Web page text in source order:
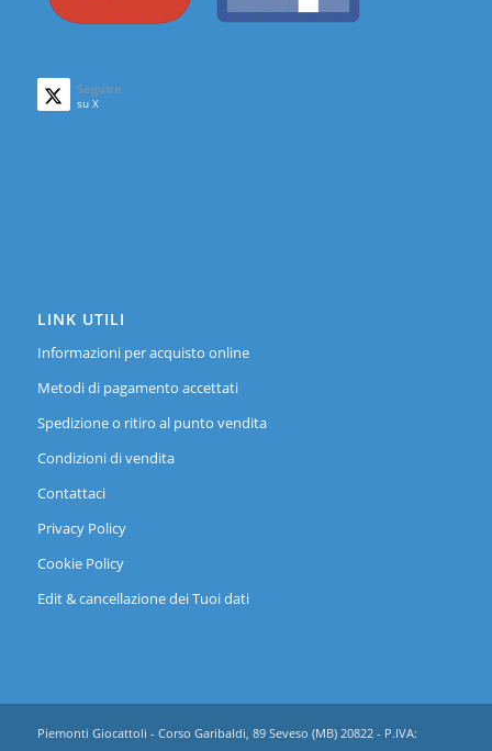
Seguire
su X
LINK UTILI
Informazioni per acquisto online
Metodi di pagamento accettati
Spedizione o ritiro al punto vendita
Condizioni di vendita
Contattaci
Privacy Policy
Cookie Policy
Edit & cancellazione dei Tuoi dati
Piemonti Giocattoli - Corso Garibaldi, 89 Seveso (MB) 20822 - P.IVA: